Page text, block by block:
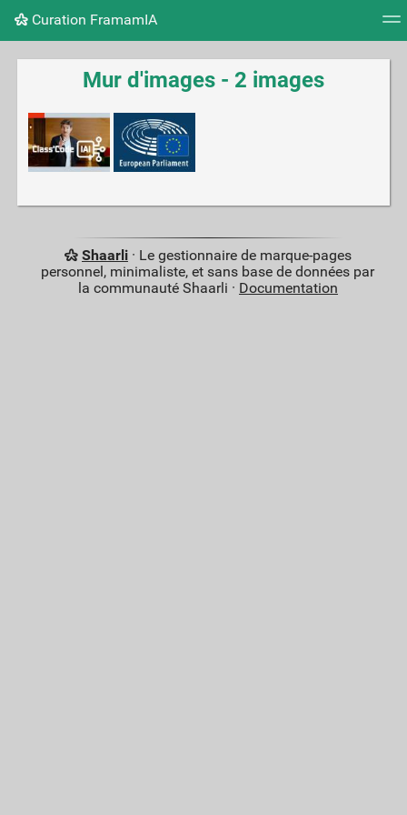
Curation FramamIA
Nuage de tags Mur d'images Quotidien Flux
Mur d'images - 2 images
Shaarli· Le gestionnaire de marque-pages
personnel, minimaliste, et sans base de données par
la communauté Shaarli · Documentation